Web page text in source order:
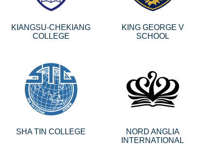
KIANGSU-CHEKIANG
COLLEGE
KING GEORGE V
SCHOOL
SHA TIN COLLEGE
NORD ANGLIA
INTERNATIONAL